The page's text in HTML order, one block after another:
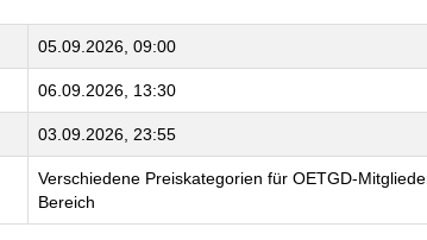
05.09.2026, 09:00
06.09.2026, 13:30
03.09.2026, 23:55
Verschiedene Preiskategorien für OETGD-
Bereich